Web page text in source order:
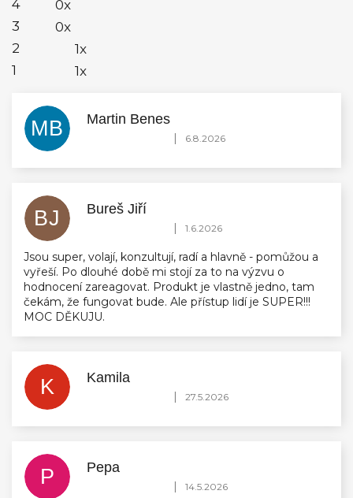
4
0x
3
0x
2
1x
1
1x
MB Martin Benes
Hodnocení obchodu je 5 z 5 hvězdiček.
| 6.8.2026
BJ Bureš Jiří
Hodnocení obchodu je 5 z 5 hvězdiček.
| 1.6.2026
Jsou super, volají, konzultují, radí a hlavně - pomůžou a
vyřeší. Po dlouhé době mi stojí za to na výzvu o
hodnocení zareagovat. Produkt je vlastně jedno, tam
čekám, že fungovat bude. Ale přístup lidí je SUPER!!!
MOC DĚKUJU.
K Kamila
Hodnocení obchodu je 5 z 5 hvězdiček.
| 27.5.2026
P Pepa
Hodnocení obchodu je 5 z 5 hvězdiček.
| 14.5.2026